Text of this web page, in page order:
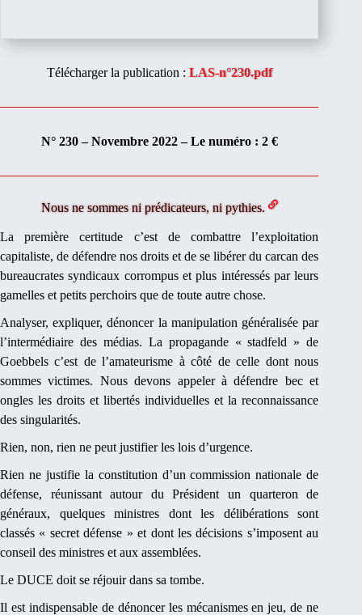
Télécharger la publication : LAS-n°230.pdf
N° 230 – Novembre 2022 – Le numéro : 2 €
Nous ne sommes ni prédicateurs, ni pythies.
La première certitude c’est de combattre l’exploitation
capitaliste, de défendre nos droits et de se libérer du carcan des
bureaucrates syndicaux corrompus et plus intéressés par leurs
gamelles et petits perchoirs que de toute autre chose.
Analyser, expliquer, dénoncer la manipulation généralisée par
l’intermédiaire des médias. La propagande « stadfeld » de
Goebbels c’est de l’amateurisme à côté de celle dont nous
sommes victimes. Nous devons appeler à défendre bec et
ongles les droits et libertés individuelles et la reconnaissance
des singularités.
Rien, non, rien ne peut justifier les lois d’urgence.
Rien ne justifie la constitution d’un commission nationale de
défense, réunissant autour du Président un quarteron de
généraux, quelques ministres dont les délibérations sont
classés « secret défense » et dont les décisions s’imposent au
conseil des ministres et aux assemblées.
Le DUCE doit se réjouir dans sa tombe.
Il est indispensable de dénoncer les mécanismes en jeu, de ne